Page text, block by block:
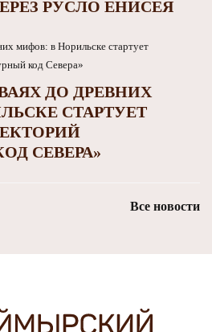
РУСЛО ЕНИСЕЯ
ДО ДРЕВНИХ
СТАРТУЕТ
СЕВЕРА»
Все новости